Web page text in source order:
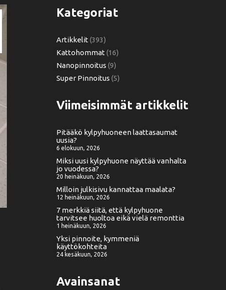
Kategoriat
Artikkelit (393)
Kattohommat (16)
Nanopinnoitus (9)
Super Pinnoitus (5)
Viimeisimmät artikkelit
Pitääkö kylpyhuoneen laattasaumat
uusia?
6 elokuun, 2026
Miksi uusi kylpyhuone näyttää vanhalta
jo vuodessa?
20 heinäkuun, 2026
Milloin julkisivu kannattaa maalata?
12 heinäkuun, 2026
7 merkkiä siitä, että kylpyhuone
tarvitsee huoltoa eikä vielä remonttia
1 heinäkuun, 2026
Yksi pinnoite, kymmeniä
käyttökohteita
24 kesäkuun, 2026
Avainsanat